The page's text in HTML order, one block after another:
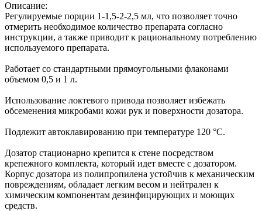
Описание:
Регулируемые порции 1-1,5-2-2,5 мл, что позволяет точно
отмерить необходимое количество препарата согласно
инструкции, а также приводит к рациональному потреблению
используемого препарата.
Работает со стандартными прямоугольными флаконами
объемом 0,5 и 1 л.
Использование локтевого привода позволяет избежать
обсеменения микробами кожи рук и поверхности дозатора.
Подлежит автоклавированию при температуре 120 °C.
Дозатор стационарно крепится к стене посредством
крепежного комплекта, который идет вместе с дозатором.
Корпус дозатора из полипропилена устойчив к механическим
повреждениям, обладает легким весом и нейтрален к
химическим компонентам дезинфицирующих и моющих
средств.